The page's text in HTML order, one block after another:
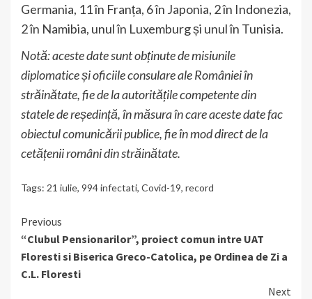
Germania, 11 în Franța, 6 în Japonia, 2 în Indonezia,
2 în Namibia, unul în Luxemburg și unul în Tunisia.
Notă: aceste date sunt obținute de misiunile
diplomatice și oficiile consulare ale României în
străinătate, fie de la autoritățile competente din
statele de reședință, în măsura în care aceste date fac
obiectul comunicării publice, fie în mod direct de la
cetățenii români din străinătate.
Tags: 21 iulie, 994 infectati, Covid-19, record
Continue
Reading
Previous
“Clubul Pensionarilor”, proiect comun intre UAT
Floresti si Biserica Greco-Catolica, pe Ordinea de Zi a
C.L. Floresti
Next